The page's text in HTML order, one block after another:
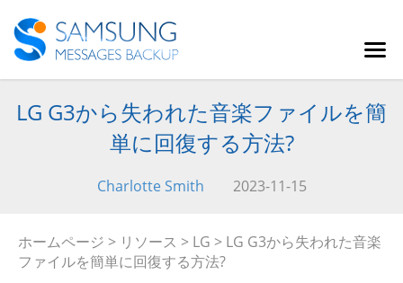
LG G3から失われた音楽ファイルを簡
単に回復する方法?
Charlotte Smith 2023-11-15
ホームページ > リソース > LG > LG G3から失われた音楽
ファイルを簡単に回復する方法?